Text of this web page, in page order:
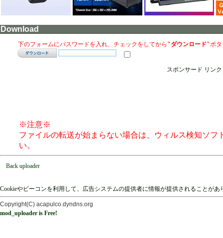
Download
下のフォームにパスワードを入れ、チェックをしてから "ダウンロード"ボ
スポンサード リンク
※注意※
ファイルの転送が始まらない場合は、ウィルス検知ソ
い。
Back uploader
Cookieやビーコンを利用して、広告システムの提供者に情報が提供されることが
Copyright(C) acapulco.dyndns.org
mod_uploader is Free!